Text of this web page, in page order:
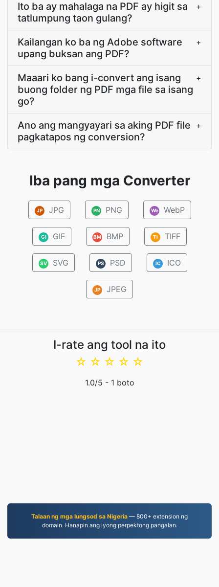
Ito ba ay mahalaga na PDF ay higit sa
tatlumpung taon gulang?
+
Kailangan ko ba ng Adobe software
upang buksan ang PDF?
+
Maaari ko bang i-convert ang isang
buong folder ng PDF mga file sa isang
go?
+
Ano ang mangyayari sa aking PDF file
pagkatapos ng conversion?
+
Iba pang mga Converter
JP JPG PN PNG We WebP
GI GIF BM BMP TI TIFF
SV SVG PS PSD IC ICO
JP JPEG
I-rate ang tool na ito
☆
☆
☆
☆
☆
1.0/5 - 1 boto
Talaan ng mga lungsod sa Nigeria — 800+ extension ng
domain. Hanapin ang iyong perpektong pangalan.